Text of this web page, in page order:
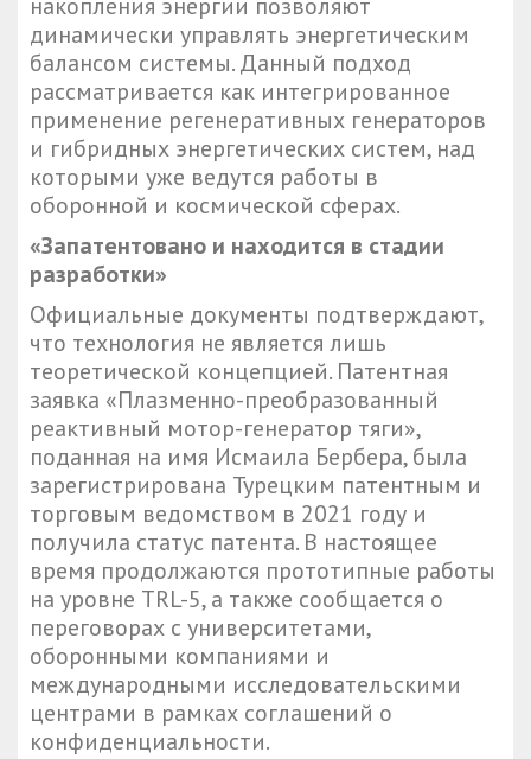
накопления энергии позволяют
динамически управлять энергетическим
балансом системы. Данный подход
рассматривается как интегрированное
применение регенеративных генераторов
и гибридных энергетических систем, над
которыми уже ведутся работы в
оборонной и космической сферах.
«Запатентовано и находится в стадии
разработки»
Официальные документы подтверждают,
что технология не является лишь
теоретической концепцией. Патентная
заявка «Плазменно-преобразованный
реактивный мотор-генератор тяги»,
поданная на имя Исмаила Бербера, была
зарегистрирована Турецким патентным и
торговым ведомством в 2021 году и
получила статус патента. В настоящее
время продолжаются прототипные работы
на уровне TRL-5, а также сообщается о
переговорах с университетами,
оборонными компаниями и
международными исследовательскими
центрами в рамках соглашений о
конфиденциальности.